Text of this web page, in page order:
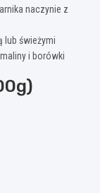
naczynie z
lub świeżymi
i borówki